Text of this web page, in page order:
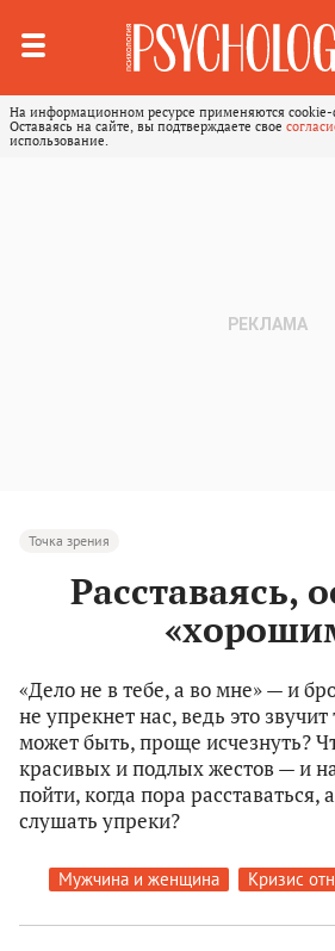
На информационном ресурсе применяются
Оставаясь на сайте, вы подтверждаете свое
использование.
Точка зрения
Расставаясь,
«Дело не в тебе, а во мне» — и
не упрекнет нас, ведь это
может быть, проще исчезнуть?
красивых и подлых жестов — и
пойти, когда пора расставаться,
слушать упреки?
Мужчина и женщина Кризис